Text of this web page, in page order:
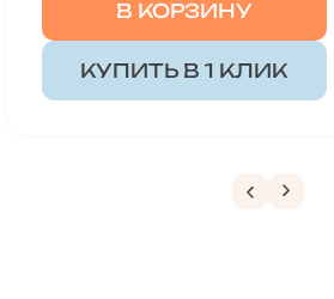
В КОРЗИНУ
КУПИТЬ В 1 КЛИК